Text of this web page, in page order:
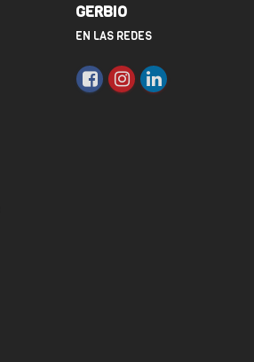
GERBIO
EN LAS REDES